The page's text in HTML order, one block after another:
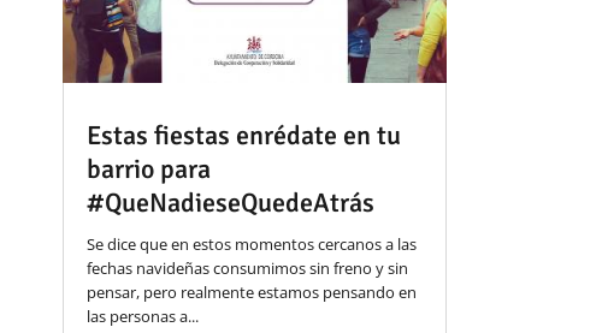
Estas fiestas enrédate en tu
barrio para
#QueNadieseQuedeAtrás
Se dice que en estos momentos cercanos a las
fechas navideñas consumimos sin freno y sin
pensar, pero realmente estamos pensando en
las personas a...